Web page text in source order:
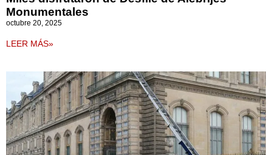
Monumentales
octubre 20, 2025
LEER MÁS»